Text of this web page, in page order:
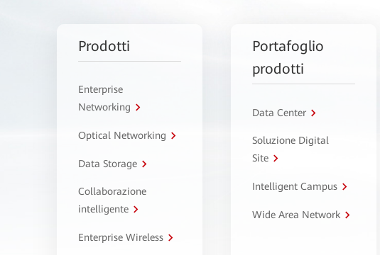
Prodotti
Enterprise
Networking
Optical Networking
Data Storage
Collaborazione
intelligente
Enterprise Wireless
Portafoglio
prodotti
Data Center
Soluzione Digital
Site
Intelligent Campus
Wide Area Network